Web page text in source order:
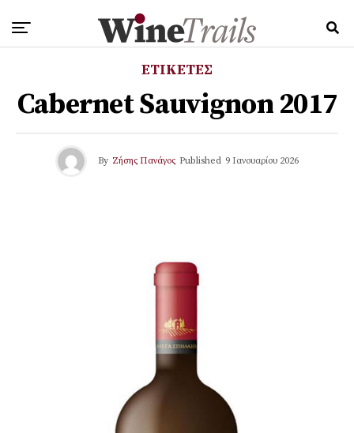
ΕΤΙΚΕΤΕΣ
Cabernet Sauvignon 2017
By Ζήσης Πανάγος Published 9 Ιανουαρίου 2026